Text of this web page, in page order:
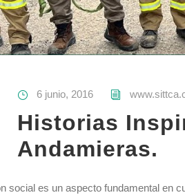
6 junio, 2016
Historias
Andamieras.
social es un aspecto fundamental en